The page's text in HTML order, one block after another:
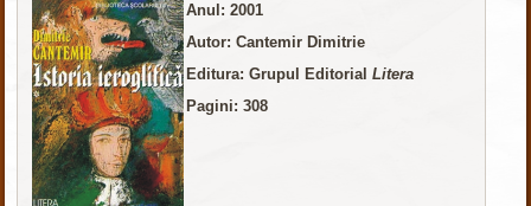
Anul: 2001
Autor: Cantemir Dimitrie
Editura: Grupul EditorialLitera
Pagini: 308